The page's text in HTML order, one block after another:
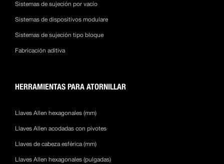
Sistemas de sujeción por vacío
Sistemas de dispositivos modulare
Sistemas de sujeción tipo bloque
Fabricación aditiva
HERRAMIENTAS PARA ATORNILLAR
Llaves Allen hexagonales (mm)
Llaves Allen acodadas con pivotes
Llaves de cabeza esférica (mm)
Llaves Allen hexagonales (pulgadas)